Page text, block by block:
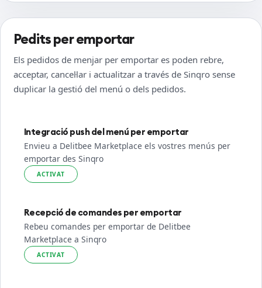
Pedits per emportar
Els pedidos de menjar per emportar es poden rebre,
acceptar, cancel·lar i actualitzar a través de Sinqro sense
duplicar la gestió del menú o dels pedidos.
Integració push del menú per emportar
Envieu a Delitbee Marketplace els vostres menús per
emportar des Sinqro
ACTIVAT
Recepció de comandes per emportar
Rebeu comandes per emportar de Delitbee
Marketplace a Sinqro
ACTIVAT